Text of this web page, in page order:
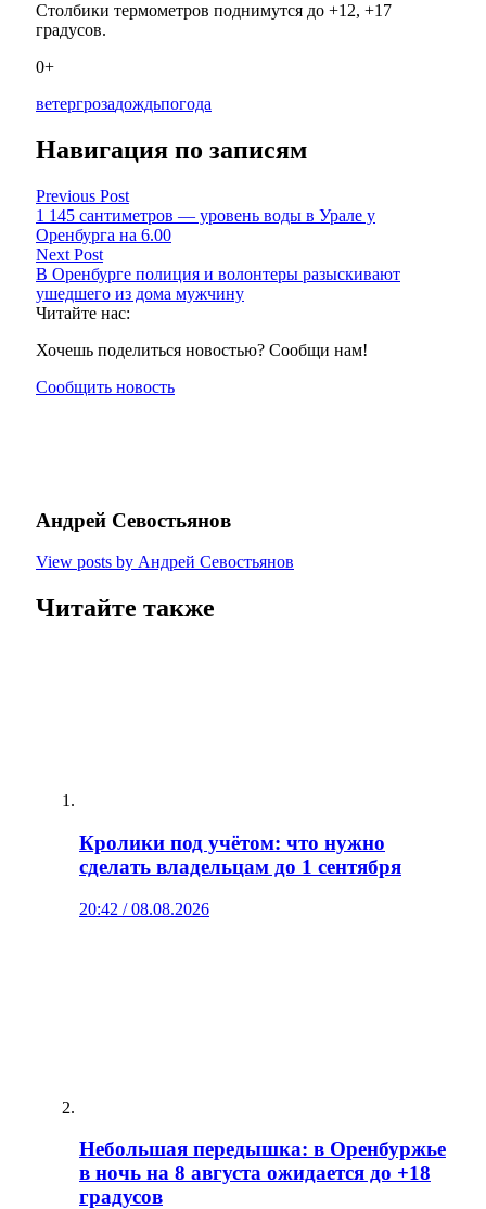
Столбики термометров поднимутся до +12, +17
градусов.
0+
ветергрозадождьпогода
Навигация по записям
Previous Post
1 145 сантиметров — уровень воды в Урале у
Оренбурга на 6.00
Next Post
В Оренбурге полиция и волонтеры разыскивают
ушедшего из дома мужчину
Читайте нас:
Хочешь поделиться новостью? Сообщи нам!
Сообщить новость
Андрей Севостьянов
View posts by Андрей Севостьянов
Читайте также
Кролики под учётом: что нужно
сделать владельцам до 1 сентября
20:42 / 08.08.2026
Небольшая передышка: в Оренбуржье
в ночь на 8 августа ожидается до +18
градусов